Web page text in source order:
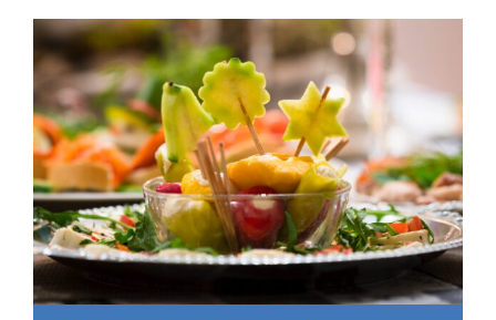
Engagement
Aktuelles
Jobs